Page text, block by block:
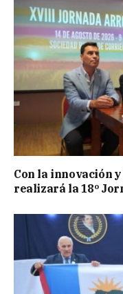
Con la innovación
realizará la 18º